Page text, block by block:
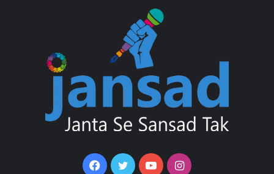
FacebookTwitterYouTubeInstagram